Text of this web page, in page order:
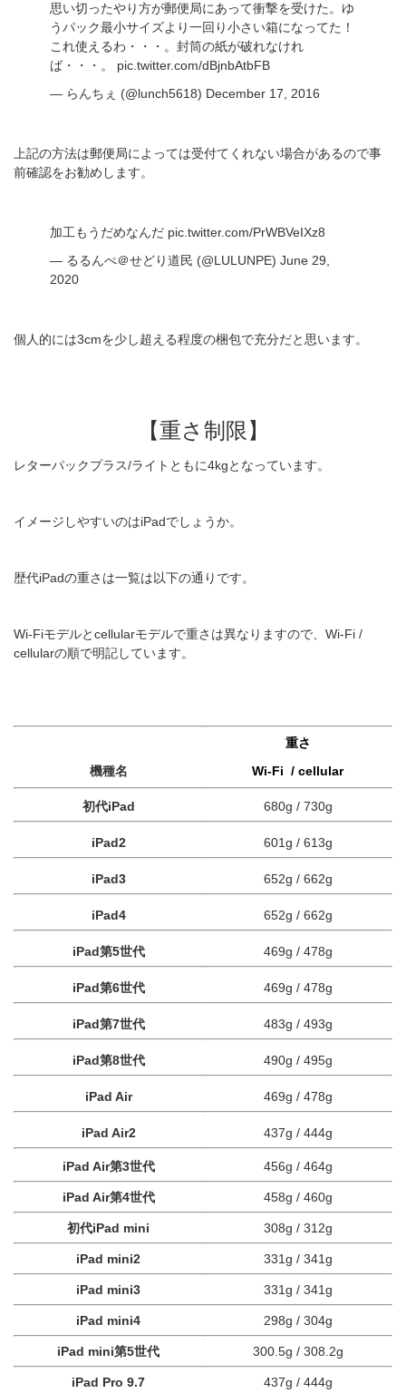
思い切ったやり方が郵便局にあって衝撃を受けた。ゆ
うパック最小サイズより一回り小さい箱になってた！
これ使えるわ・・・。封筒の紙が破れなけれ
ば・・・。 pic.twitter.com/dBjnbAtbFB
— らんちぇ (@lunch5618) December 17, 2016
上記の方法は郵便局によっては受付てくれない場合があるので事
前確認をお勧めします。
加工もうだめなんだ pic.twitter.com/PrWBVeIXz8
— るるんぺ＠せどり道民 (@LULUNPE) June 29,
2020
個人的には3cmを少し超える程度の梱包で充分だと思います。
【重さ制限】
レターパックプラス/ライトともに4kgとなっています。
イメージしやすいのはiPadでしょうか。
歴代iPadの重さは一覧は以下の通りです。
Wi-Fiモデルとcellularモデルで重さは異なりますので、Wi-Fi /
cellularの順で明記しています。
機種名
重さ
Wi-Fi / cellular
初代iPad 680g / 730g
iPad2 601g / 613g
iPad3 652g / 662g
iPad4 652g / 662g
iPad第5世代 469g / 478g
iPad第6世代 469g / 478g
iPad第7世代 483g / 493g
iPad第8世代 490g / 495g
iPad Air 469g / 478g
iPad Air2 437g / 444g
iPad Air第3世代 456g / 464g
iPad Air第4世代 458g / 460g
初代iPad mini 308g / 312g
iPad mini2 331g / 341g
iPad mini3 331g / 341g
iPad mini4 298g / 304g
iPad mini第5世代 300.5g / 308.2g
iPad Pro 9.7 437g / 444g